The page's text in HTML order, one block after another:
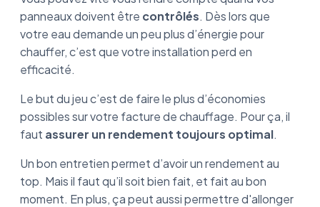
panneaux doivent être contrôlés. Dès lors que
votre eau demande un peu plus d’énergie pour
chauffer, c’est que votre installation perd en
efficacité.
Le but du jeu c’est de faire le plus d’économies
possibles sur votre facture de chauffage. Pour ça, il
faut assurer un rendement toujours optimal.
Un bon entretien permet d’avoir un rendement au
top. Mais il faut qu’il soit bien fait, et fait au bon
moment. En plus, ça peut aussi permettre d'allonger